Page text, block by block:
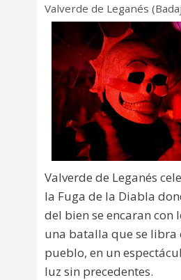
Valverde de Leganés
Valverde de Leganés
la Fuga de la Diabla
del bien se encaran con
una batalla que se libra
pueblo, en un
luz sin precedentes.